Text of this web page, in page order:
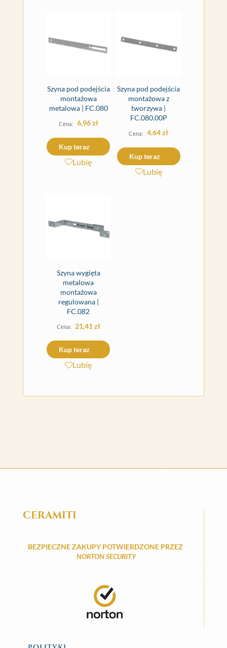
Szyna pod podejścia
montażowa
metalowa | FC.080
6,96zł
Kup teraz
Lubię
Szyna pod podejścia
montażowa z
tworzywa |
FC.080.00P
4,64zł
Kup teraz
Lubię
Szyna wygięta
metalowa
montażowa
regulowana |
FC.082
21,41zł
Kup teraz
Lubię
CERAMITI
BEZPIECZNE ZAKUPY POTWIERDZONE PRZEZ
NORTON SECURITY